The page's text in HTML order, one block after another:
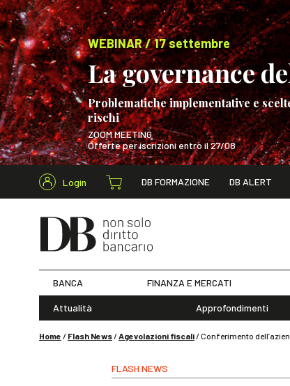
WEBINAR / 17 settembre
La governance
Problematiche implementative e
rischi
ZOOM MEETING
Offerte per iscrizioni entro il 27/08
WEBINAR /
Login DB FORMAZIONE DB ALERT
BANCA FINANZA E MERCATI
Attualità Approfondimenti
Home / Flash News/Agevolazioni fiscali/Conferimento
FLASH NEWS